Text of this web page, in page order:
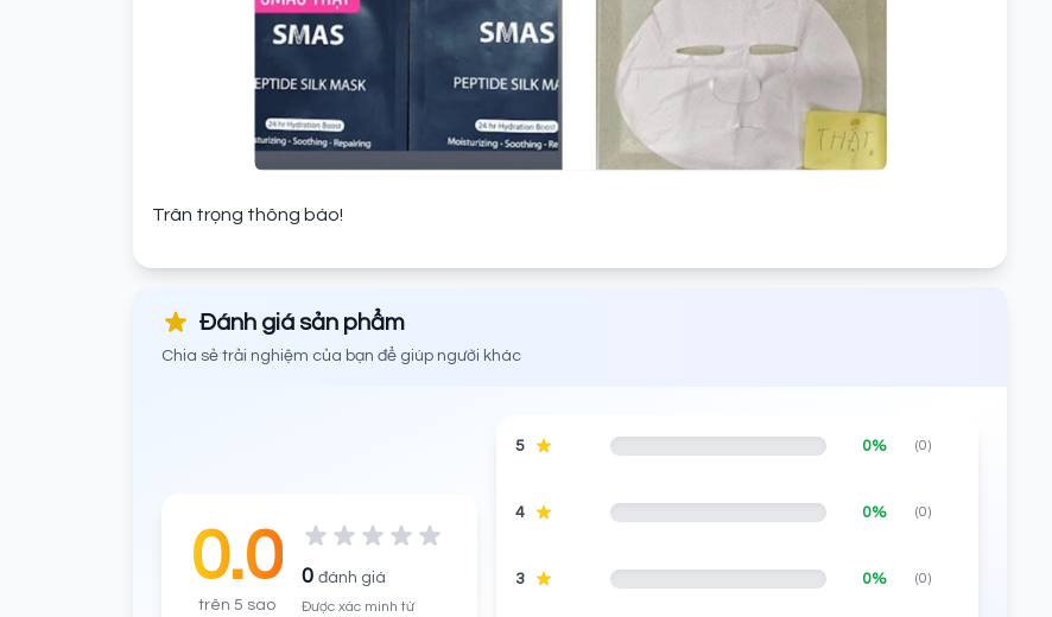
Trân trọng thông báo!
Đánh giá sản phẩm
Chia sẻ trải nghiệm của bạn để giúp người khác
0.0
trên 5 sao
0 đánh giá
Được xác minh từ
5 0% (0)
4 0% (0)
3 0% (0)